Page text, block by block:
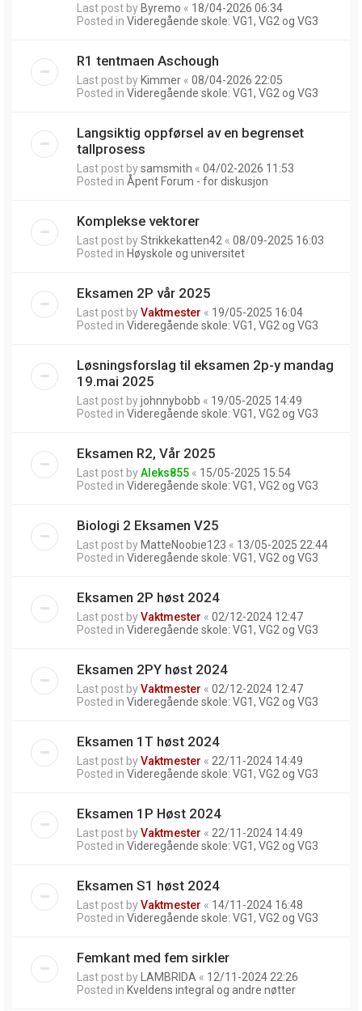
Last post by Byremo « 18/04-2026 06:34
Posted in Videregående skole: VG1, VG2 og VG3
R1 tentmaen Aschough
Last post by Kimmer « 08/04-2026 22:05
Posted in Videregående skole: VG1, VG2 og VG3
Langsiktig oppførsel av en begrenset
tallprosess
Last post bysamsmith « 04/02-2026 11:53
Posted in Åpent Forum - for diskusjon
Komplekse vektorer
Last post byStrikkekatten42 « 08/09-2025 16:03
Posted in Høyskole og universitet
Eksamen 2P vår 2025
Last post byVaktmester « 19/05-2025 16:04
Posted in Videregående skole: VG1, VG2 og VG3
Løsningsforslag til eksamen 2p-y mandag
19.mai 2025
Last post byjohnnybobb « 19/05-2025 14:49
Posted in Videregående skole: VG1, VG2 og VG3
Eksamen R2, Vår 2025
Last post byAleks855 « 15/05-2025 15:54
Posted in Videregående skole: VG1, VG2 og VG3
Biologi 2 Eksamen V25
Last post by MatteNoobie123 « 13/05-2025 22:44
Posted in Videregående skole: VG1, VG2 og VG3
Eksamen 2P høst 2024
Last post byVaktmester « 02/12-2024 12:47
Posted in Videregående skole: VG1, VG2 og VG3
Eksamen 2PY høst 2024
Last post byVaktmester « 02/12-2024 12:47
Posted in Videregående skole: VG1, VG2 og VG3
Eksamen 1T høst 2024
Last post byVaktmester « 22/11-2024 14:49
Posted in Videregående skole: VG1, VG2 og VG3
Eksamen 1P Høst 2024
Last post byVaktmester « 22/11-2024 14:49
Posted in Videregående skole: VG1, VG2 og VG3
Eksamen S1 høst 2024
Last post byVaktmester « 14/11-2024 16:48
Posted in Videregående skole: VG1, VG2 og VG3
Femkant med fem sirkler
Last post by LAMBRIDA « 12/11-2024 22:26
Posted in Kveldens integral og andre nøtter